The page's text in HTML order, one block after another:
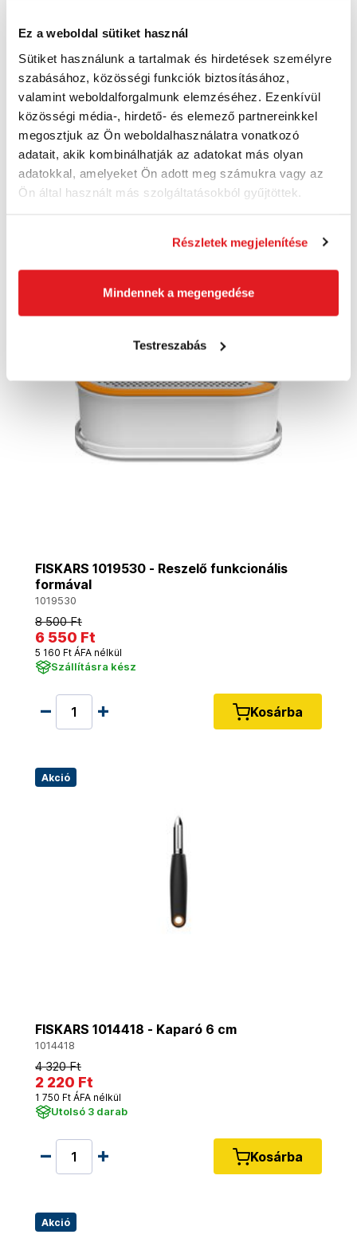
Ez a weboldal sütiket használ
Sütiket használunk a tartalmak és hirdetések személyre
szabásához, közösségi funkciók biztosításához,
valamint weboldalforgalmunk elemzéséhez. Ezenkívül
közösségi média-, hirdető- és elemező partnereinkkel
megosztjuk az Ön weboldalhasználatra vonatkozó
adatait, akik kombinálhatják az adatokat más olyan
adatokkal, amelyeket Ön adott meg számukra vagy az
Ön által használt más szolgáltatásokból gyűjtöttek.
Részletek megjelenítése
Mindennek a megengedése
Testreszabás
FISKARS Cukrászkés éle 23cm 1003093
1003093
14 100 Ft
10 110 Ft
7 960 Ft ÁFA nélkül
Kosárba
Akció
FISKARS 1019530 - Reszelő funkcionális
formával
1019530
8 500 Ft
6 550 Ft
5 160 Ft ÁFA nélkül
Szállításra kész
Kosárba
Akció
FISKARS 1014418 - Kaparó 6 cm
1014418
4 320 Ft
2 220 Ft
1 750 Ft ÁFA nélkül
Utolsó 3 darab
Kosárba
Akció